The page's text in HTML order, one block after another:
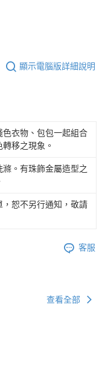
顯示電腦版詳細說明
衣物、包包一起組合
移之現象。
。有珠飾金屬造型之
，恕不另行通知，敬請
客服
查看全部